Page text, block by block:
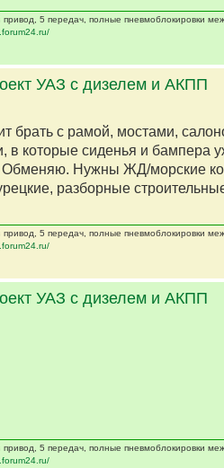
5 передач, полные пневмоблокировки
УАЗ с дизелем и АКПП
брать с рамой, мостами,
в которые сиденья и бампера
Обменяю. Нужны ЖД/морские
разборные
5 передач, полные пневмоблокировки
УАЗ с дизелем и АКПП
5 передач, полные пневмоблокировки